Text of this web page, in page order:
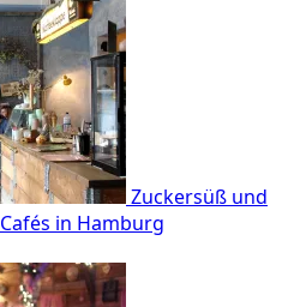
Zuckersüß und
in Hamburg